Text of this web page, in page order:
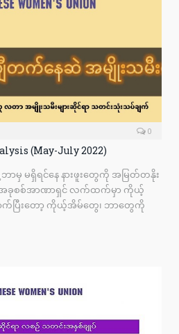
0
(May-July 2022)
မှ မရှိရင်နေ နားဖူးတွေကို အမြတ်တနိုး
အခုစစ်အာဏာရှင် လက်ထက်မှာ ကိုယ့်
ပြီးတော့ ကိုယ့်အိမ်တွေ၊ ဘာတွေကို